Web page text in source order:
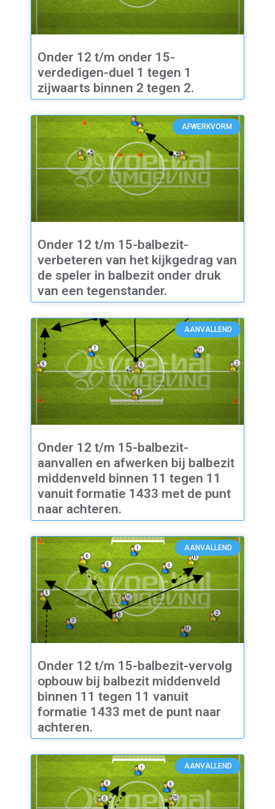
Onder 12 t/m onder 15-
verdedigen-duel 1 tegen 1
zijwaarts binnen 2 tegen 2.
AFWERKVORM
Onder 12 t/m 15-balbezit-
verbeteren van het kijkgedrag van
de speler in balbezit onder druk
van een tegenstander.
AANVALLEND
Onder 12 t/m 15-balbezit-
aanvallen en afwerken bij balbezit
middenveld binnen 11 tegen 11
vanuit formatie 1433 met de punt
naar achteren.
AANVALLEND
Onder 12 t/m 15-balbezit-vervolg
opbouw bij balbezit middenveld
binnen 11 tegen 11 vanuit
formatie 1433 met de punt naar
achteren.
AANVALLEND